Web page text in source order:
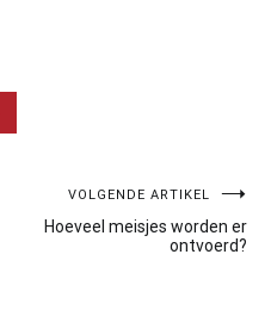
VOLGENDE ARTIKEL
Hoeveel meisjes worden er
ontvoerd?